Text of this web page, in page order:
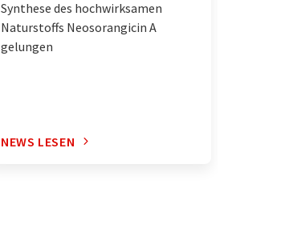
Synthese des hochwirksamen
Naturstoffs Neosorangicin A
gelungen
NEWS LESEN